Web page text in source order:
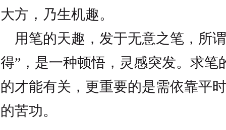
大方，乃生机趣。
用笔的天趣，发于无意之笔，所
得”，是一种顿悟，灵感突发。求笔
的才能有关，更重要的是需依靠平
的苦功。